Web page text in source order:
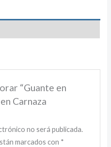
“Guante en
Carnaza
no será publicada.
marcados con *